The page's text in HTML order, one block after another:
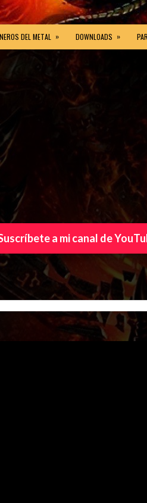
DEL METAL » DOWNLOADS »
a mi canal de